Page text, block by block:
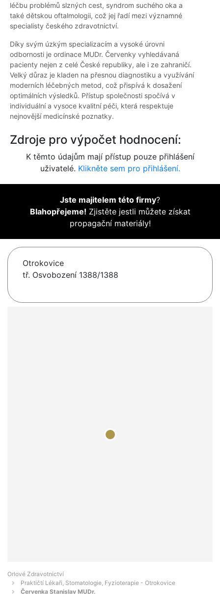
léčbu problémů slzných cest, syndrom suchého oka a
také dětskou oftalmologii, což jej řadí mezi významné
specialisty českého zdravotnictví.
Díky svým úzkým specializacím a vysoké úrovni
odbornosti je ordinace MUDr. Červenky vyhledávaná
pacienty nejen z celé České republiky, ale i ze zahraničí.
Velký důraz je kladen na přesnou diagnostiku a využívání
moderních léčebných metod, což přispívá k dosažení
optimálních výsledků. Přístup společnosti spočívá v
individuální a vysoce kvalitní péči, která respektuje
nejnovější medicínské poznatky.
Zdroje pro výpočet hodnocení:
K těmto údajům mají přístup pouze přihlášení
uživatelé. Klikněte sem pro přihlášení.
Jste majitelem této firmy?
Blahopřejeme! Zjistěte jestli můžete získat
propagační materiály!
Otrokovice
tř. Osvobození 1388/1388
Orlové Zdravotnictví
Praktičtí Lékaři, Stomatologie, Fyzioterapie - Otrokovice
Červenka Stanislav MUDr.